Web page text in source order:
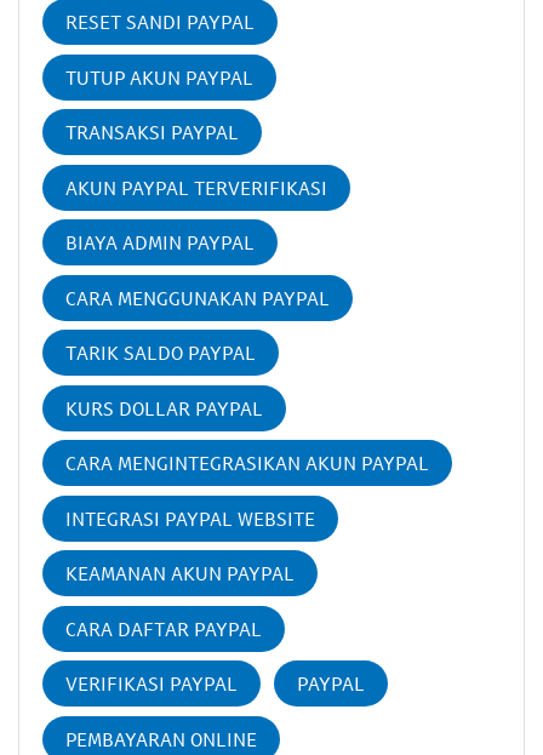
RESET SANDI PAYPAL
TUTUP AKUN PAYPAL
TRANSAKSI PAYPAL
AKUN PAYPAL TERVERIFIKASI
BIAYA ADMIN PAYPAL
CARA MENGGUNAKAN PAYPAL
TARIK SALDO PAYPAL
KURS DOLLAR PAYPAL
CARA MENGINTEGRASIKAN AKUN PAYPAL
INTEGRASI PAYPAL WEBSITE
KEAMANAN AKUN PAYPAL
CARA DAFTAR PAYPAL
VERIFIKASI PAYPAL PAYPAL
PEMBAYARAN ONLINE